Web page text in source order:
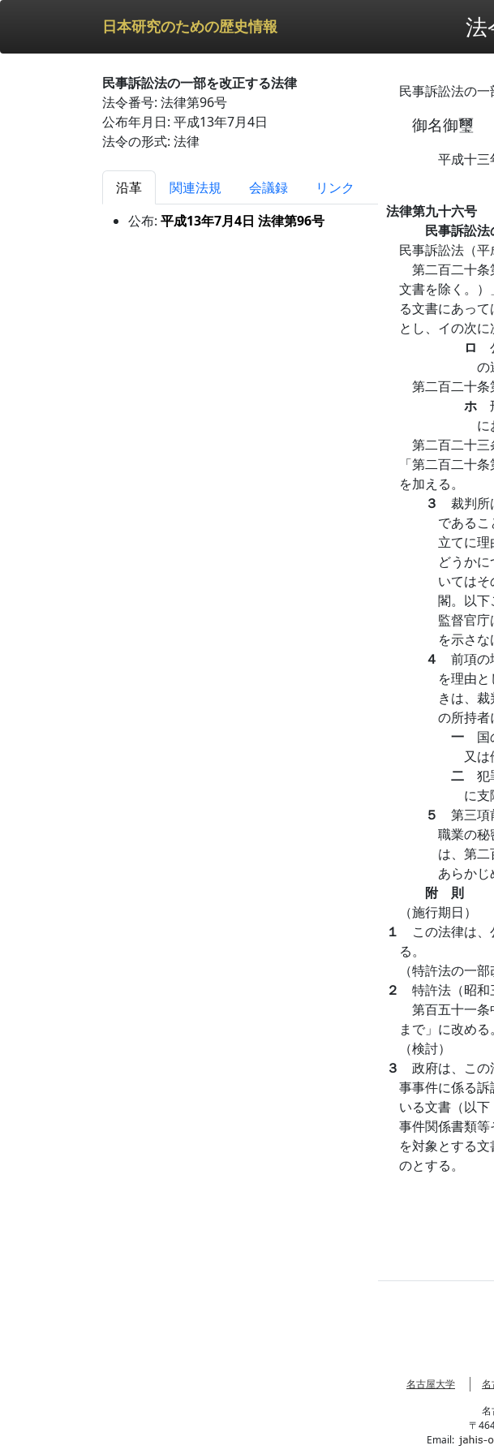
日本研究のための歴史情報 法
民事訴訟法の一部を改正する法律
法令番号: 法律第96号
公布年月日: 平成13年7月4日
法令の形式: 法律
沿革 関連法規 会議録
リンク
公布: 平成13年7月4日 法律第96号
民事訴訟法の一
御名御璽
平成十三
法律第九十六号
民事訴訟
民事訴訟法（平
第二百二十
文書を除く。
る文書にあっ
とし、イの次に
ロ
の
第二百二十条
ホ
に
第二百二十
「第二百二十
を加える。
３ 裁判所
である
立てに
どうか
いては
閣。以
監督官
を示さな
４ 前項の
を理由
きは、
の所持者
一 国
又
二 犯
に
５ 第三項
職業の秘
は、第二
あらかじ
附 則
（施行期日）
１ この法律は
る。
（特許法の一部
２ 特許法（昭和
第百五十一
まで」に改める。
（検討）
３ 政府は、こ
事事件に係る
いる文書（以
事件関係書類
を対象とする
のとする。
名古屋大学 名
名
〒
Email: